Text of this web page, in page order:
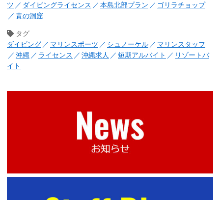
ツ
ダイビングライセンス 本島北部プラン
ゴリラチョップ
青の洞窟
タグ
ダイビング
マリンスポーツ シュノーケル
マリンスタッフ
沖縄
ライセンス 沖縄求人 短期アルバイト
リゾートバ
イト